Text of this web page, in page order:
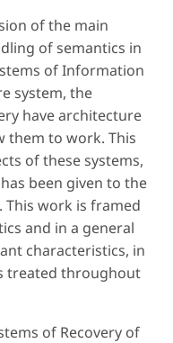
of the main
of semantics in
of Information
system, the
have architecture
them to work. This
of these systems,
been given to the
work is framed
and in a general
characteristics, in
treated throughout
of Recovery of